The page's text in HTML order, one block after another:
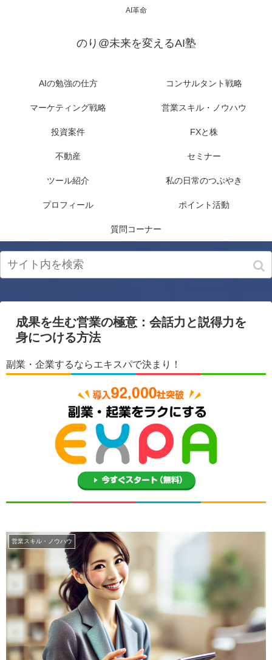
AI革命
のり@未来を変えるAI塾
AIの勉強の仕方 コンサルタント戦略
マーケティング戦略 営業スキル・ノウハウ
投資案件 FXと株
不動産 セミナー
ツール紹介 私の日常のつぶやき
プロフィール ポイント活動
質問コーナー
成果を生む営業の極意：会話力と説得力を
身につける方法
副業・企業するならエキスパで決まり！
営業スキル・ノウハウ